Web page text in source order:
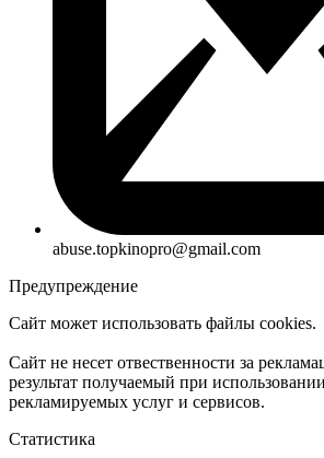
abuse.topkinopro@gmail.com
Предупреждение
Сайт может использовать файлы cookies.
Сайт не несет отвественности за
результат получаемый при использовании
рекламируемых услуг и сервисов.
Статистика